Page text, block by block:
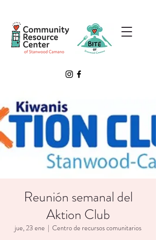
Reunión semanal del
Aktion Club
jue, 23 ene
  |
Centro de recursos comunitarios